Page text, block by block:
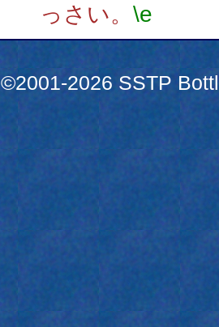
っさい。 \e
©2001-2026 SSTP